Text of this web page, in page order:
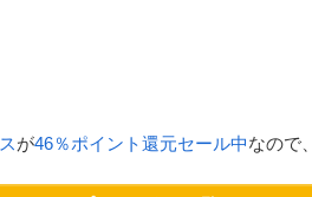
が46％ポイント還元セール中なので